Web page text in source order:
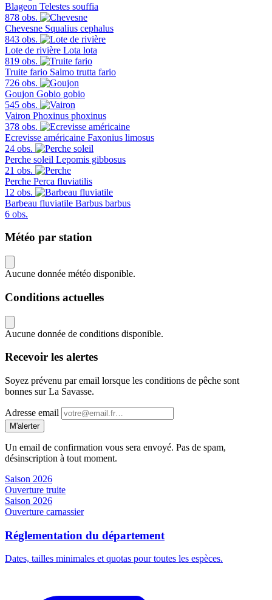
Blageon Telestes souffia
878 obs.
Chevesne Squalius cephalus
843 obs.
Lote de rivière Lota lota
819 obs.
Truite fario Salmo trutta fario
726 obs.
Goujon Gobio gobio
545 obs.
Vairon Phoxinus phoxinus
378 obs.
Ecrevisse américaine Faxonius limosus
24 obs.
Perche soleil Lepomis gibbosus
21 obs.
Perche Perca fluviatilis
12 obs.
Barbeau fluviatile Barbus barbus
6 obs.
Météo par station
Aucune donnée météo disponible.
Conditions actuelles
Aucune donnée de conditions disponible.
Recevoir les alertes
Soyez prévenu par email lorsque les conditions de pêche sont
bonnes sur La Savasse.
Adresse email
M'alerter
Un email de confirmation vous sera envoyé. Pas de spam,
désinscription à tout moment.
Saison 2026
Ouverture truite
Saison 2026
Ouverture carnassier
Réglementation du département
Dates, tailles minimales et quotas pour toutes les espèces.